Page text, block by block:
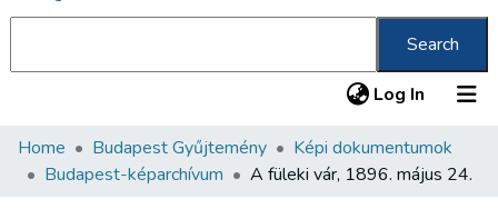
Search
Log In (current)
Communities & Collections
Home Budapest Gyűjtemény
Képi dokumentumok
Budapest-képarchívum
A füleki vár, 1896. május 24.